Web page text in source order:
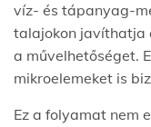
víz- és tápanyag-
talajokon javíthatja
a művelhetőséget.
mikroelemeket is
Ez a folyamat nem